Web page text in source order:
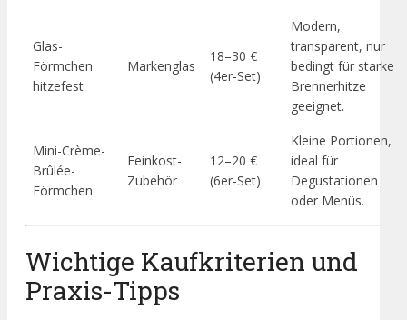
Glas-
Förmchen
hitzefest
Markenglas
18–30 €
(4er-Set)
Modern,
transparent, nur
bedingt für starke
Brennerhitze
geeignet.
Mini-Crème-
Brûlée-
Förmchen
Feinkost-
Zubehör
12–20 €
(6er-Set)
Kleine Portionen,
ideal für
Degustationen
oder Menüs.
Wichtige Kaufkriterien und
Praxis-Tipps